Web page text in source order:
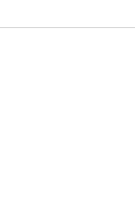
他對新加坡本地的政治
本令人著迷的回憶錄，
讀它既是樂趣，也是教
Sky）作者